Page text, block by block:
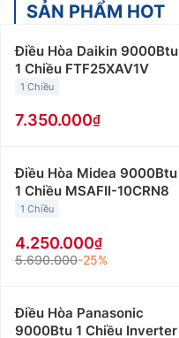
SẢN PHẨM HOT
Điều Hòa Daikin 9000Btu
1 Chiều FTF25XAV1V
1 Chiều
7.350.000
Điều Hòa Midea 9000Btu
1 Chiều MSAFII-10CRN8
1 Chiều
4.250.000
5.690.000-25%
Điều Hòa Panasonic
9000Btu 1 Chiều Inverter